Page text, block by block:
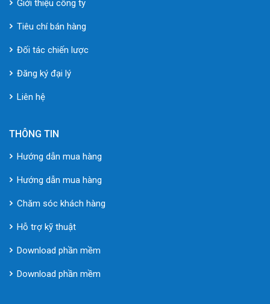
Giới thiệu công ty
Tiêu chí bán hàng
Đối tác chiến lược
Đăng ký đại lý
Liên hệ
THÔNG TIN
Hướng dẫn mua hàng
Hướng dẫn mua hàng
Chăm sóc khách hàng
Hỗ trợ kỹ thuật
Download phần mềm
Download phần mềm